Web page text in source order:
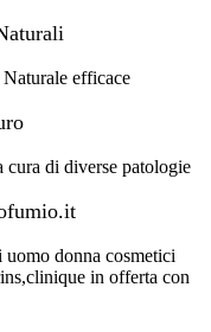
efficace
cura di diverse patologie
donna cosmetici
in offerta con